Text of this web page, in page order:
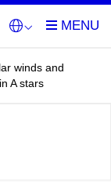
winds and
A stars